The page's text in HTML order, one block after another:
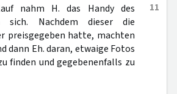
11
nahm H. das Handy des
sich. Nachdem dieser die
preisgegeben hatte, machten
dann Eh. daran, etwaige Fotos
finden und gegebenenfalls zu